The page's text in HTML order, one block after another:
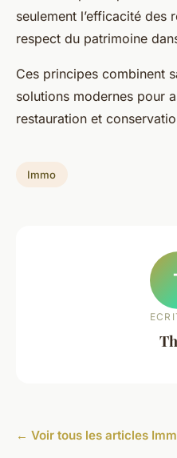
seulement l’efficacité des
respect du patrimoine
Ces principes combinent
solutions modernes pour
restauration et
Immo
← Voir tous les articles